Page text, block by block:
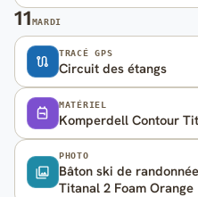
11MARDI
TRACÉ GPS
Circuit des étangs
MATÉRIEL
Komperdell Contour
PHOTO
Bâton ski de
Titanal 2 Foam Orange